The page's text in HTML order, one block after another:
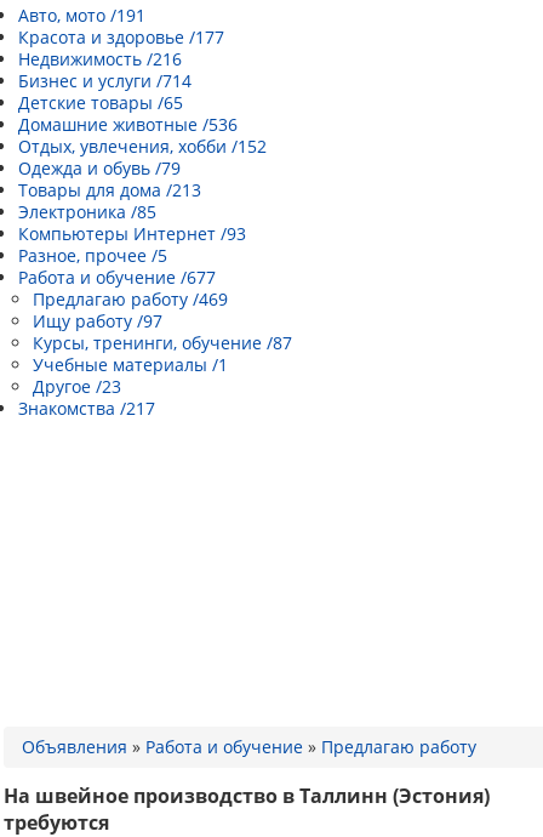
Каталог сайтов
| Регистрация |
Авто, мото /191
Красота и здоровье /177
Недвижимость /216
Бизнес и услуги /714
Детские товары /65
Домашние животные /536
Отдых, увлечения, хобби /152
Одежда и обувь /79
Товары для дома /213
Электроника /85
Компьютеры Интернет /93
Разное, прочее /5
Работа и обучение /677
Предлагаю работу /469
Ищу работу /97
Курсы, тренинги, обучение /87
Учебные материалы /1
Другое /23
Знакомства /217
Объявления » Работа и обучение » Предлагаю работу
На швейное производство в Таллинн (Эстония)
требуются